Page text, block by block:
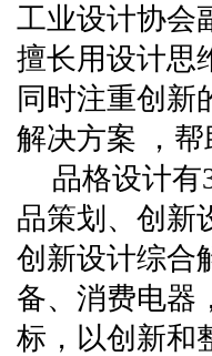
工业设计协会
擅长用设计思
同时注重创新
解决方案 ，
品格设计有
品策划、创新
创新设计综合
备、消费电器
标，以创新和